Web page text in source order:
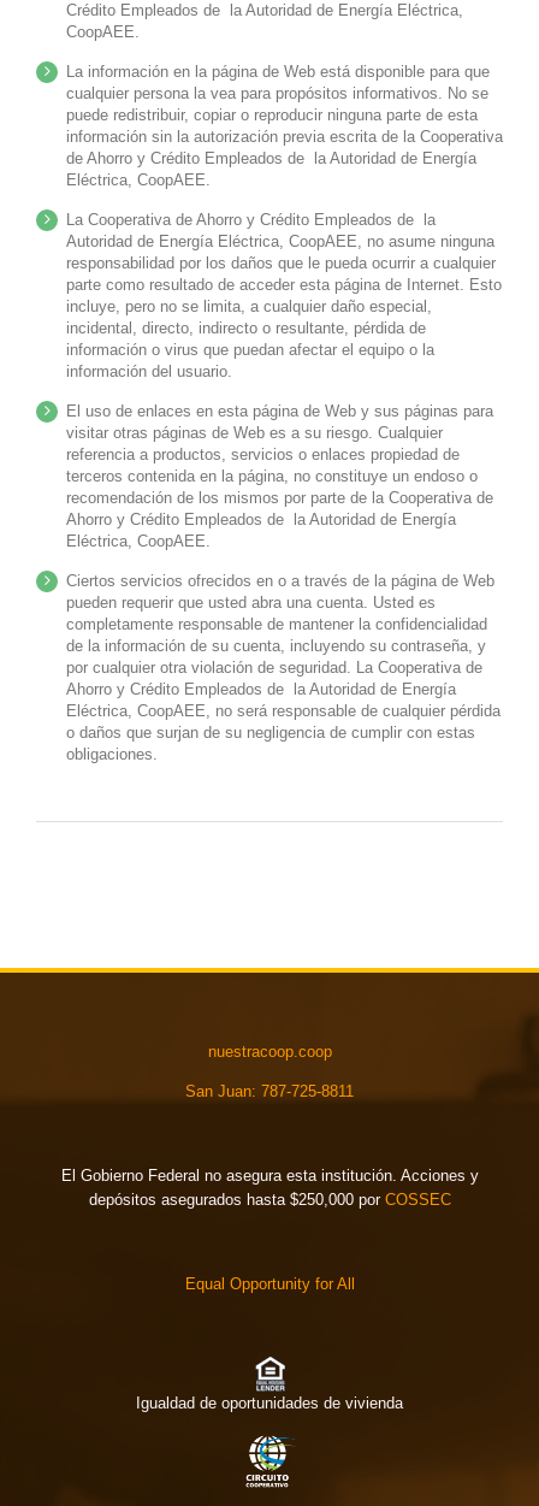
Crédito Empleados de la Autoridad de Energía Eléctrica,
CoopAEE.
La información en la página de Web está disponible para que
cualquier persona la vea para propósitos informativos. No se
puede redistribuir, copiar o reproducir ninguna parte de esta
información sin la autorización previa escrita de la Cooperativa
de Ahorro y Crédito Empleados de la Autoridad de Energía
Eléctrica, CoopAEE.
La Cooperativa de Ahorro y Crédito Empleados de la
Autoridad de Energía Eléctrica, CoopAEE, no asume ninguna
responsabilidad por los daños que le pueda ocurrir a cualquier
parte como resultado de acceder esta página de Internet. Esto
incluye, pero no se limita, a cualquier daño especial,
incidental, directo, indirecto o resultante, pérdida de
información o virus que puedan afectar el equipo o la
información del usuario.
El uso de enlaces en esta página de Web y sus páginas para
visitar otras páginas de Web es a su riesgo. Cualquier
referencia a productos, servicios o enlaces propiedad de
terceros contenida en la página, no constituye un endoso o
recomendación de los mismos por parte de la Cooperativa de
Ahorro y Crédito Empleados de la Autoridad de Energía
Eléctrica, CoopAEE.
Ciertos servicios ofrecidos en o a través de la página de Web
pueden requerir que usted abra una cuenta. Usted es
completamente responsable de mantener la confidencialidad
de la información de su cuenta, incluyendo su contraseña, y
por cualquier otra violación de seguridad. La Cooperativa de
Ahorro y Crédito Empleados de la Autoridad de Energía
Eléctrica, CoopAEE, no será responsable de cualquier pérdida
o daños que surjan de su negligencia de cumplir con estas
obligaciones.
nuestracoop.coop
San Juan: 787-725-8811
El Gobierno Federal no asegura esta institución. Acciones y
depósitos asegurados hasta $250,000 por COSSEC
Equal Opportunity for All
Igualdad de oportunidades de vivienda